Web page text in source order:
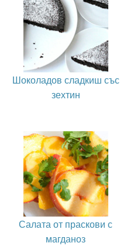
Шоколадов сладкиш със
зехтин
Салата от праскови с
магданоз